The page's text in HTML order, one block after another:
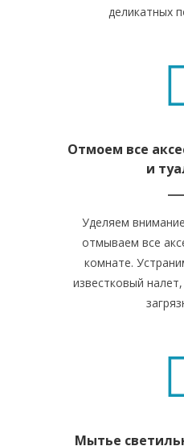
деликатных
Отмоем все
и
Уделяем
отмываем все
комнате.
известковый
Мытье